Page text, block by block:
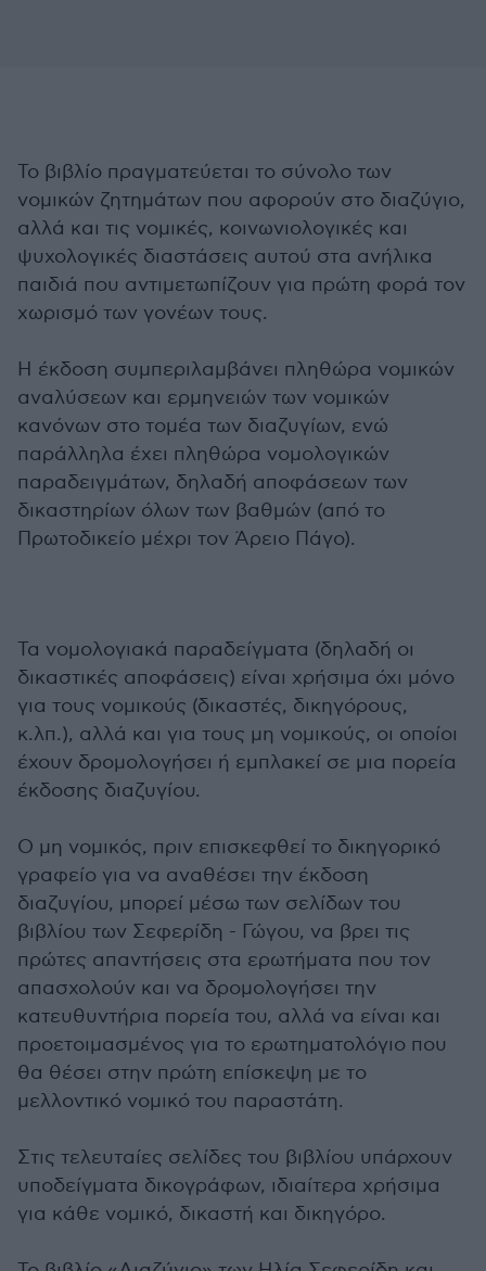
Το βιβλίο πραγματεύεται το σύνολο των
νομικών ζητημάτων που αφορούν στο διαζύγιο,
αλλά και τις νομικές, κοινωνιολογικές και
ψυχολογικές διαστάσεις αυτού στα ανήλικα
παιδιά που αντιμετωπίζουν για πρώτη φορά τον
χωρισμό των γονέων τους.
Η έκδοση συμπεριλαμβάνει πληθώρα νομικών
αναλύσεων και ερμηνειών των νομικών
κανόνων στο τομέα των διαζυγίων, ενώ
παράλληλα έχει πληθώρα νομολογικών
παραδειγμάτων, δηλαδή αποφάσεων των
δικαστηρίων όλων των βαθμών (από το
Πρωτοδικείο μέχρι τον Άρειο Πάγο).
Τα νομολογιακά παραδείγματα (δηλαδή οι
δικαστικές αποφάσεις) είναι χρήσιμα όχι μόνο
για τους νομικούς (δικαστές, δικηγόρους,
κ.λπ.), αλλά και για τους μη νομικούς, οι οποίοι
έχουν δρομολογήσει ή εμπλακεί σε μια πορεία
έκδοσης διαζυγίου.
Ο μη νομικός, πριν επισκεφθεί το δικηγορικό
γραφείο για να αναθέσει την έκδοση
διαζυγίου, μπορεί μέσω των σελίδων του
βιβλίου των Σεφερίδη - Γώγου, να βρει τις
πρώτες απαντήσεις στα ερωτήματα που τον
απασχολούν και να δρομολογήσει την
κατευθυντήρια πορεία του, αλλά να είναι και
προετοιμασμένος για το ερωτηματολόγιο που
θα θέσει στην πρώτη επίσκεψη με το
μελλοντικό νομικό του παραστάτη.
Στις τελευταίες σελίδες του βιβλίου υπάρχουν
υποδείγματα δικογράφων, ιδιαίτερα χρήσιμα
για κάθε νομικό, δικαστή και δικηγόρο.